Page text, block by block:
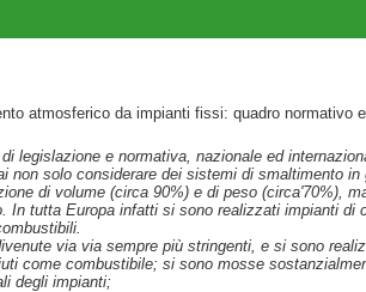
atmosferico da impianti fissi: quadro normativo
legislazione e normativa, nazionale ed
solo considerare dei sistemi di smaltimento in
di volume (circa 90%) e di peso (circa'70%),
tutta Europa infatti si sono realizzati impianti di
via via sempre più stringenti, e si sono
come combustibile; si sono mosse
degli impianti;